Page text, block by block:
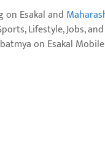
on Esakal and
Lifestyle, Jobs, and
batmya on Esakal